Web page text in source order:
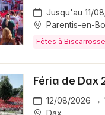
Jusqu'au 11/
Parentis-en-
Fêtes à Biscarrosse
Féria de Dax
12/08/2026 →
Dax